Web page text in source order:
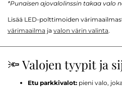
*Punaisen ajovalolinssin takaa valo
Lisää LED-polttimoiden
värimaailma ja valon värin valinta.
🔦 Valojen tyypit ja
Etu parkkivalot: pieni valo,